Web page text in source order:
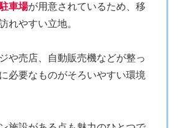
車場が用意されているため、移
れやすい立地。
や売店、自動販売機などが整っ
必要なものがそろいやすい環境